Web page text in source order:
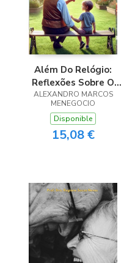
Além Do Relógio:
Reflexões Sobre O
Envelhecimento
ALEXANDRO MARCOS
MENEGOCIO
Disponible
15,08 €